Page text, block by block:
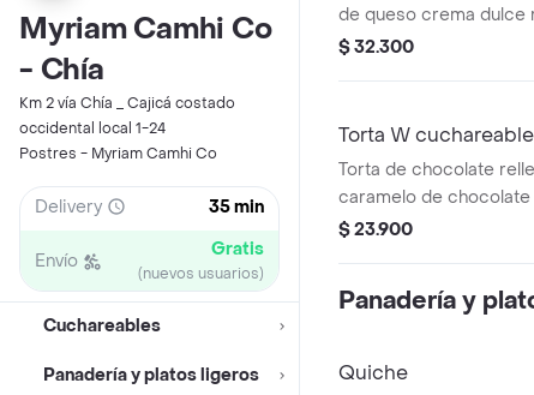
Myriam Camhi Co
- Chía
Km 2 vía Chía _ Cajicá costado
occidental local 1-24
Postres - Myriam Camhi Co
Delivery 35 min
Envío Gratis
(nuevos usuarios)
Cuchareables
Panadería y platos ligeros
de queso crema dulce
arándanos azules, con
$ 32.300
Torta W cuchareable
Torta de chocolate
caramelo de chocolate
$ 23.900
Panadería y
Quiche